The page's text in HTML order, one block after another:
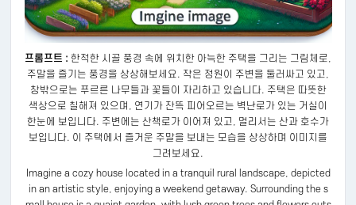
프롬프트 : 한적한 시골 풍경 속에 위치한 아늑한 주택을 그리는 그림체로,
주말을 즐기는 풍경을 상상해보세요. 작은 정원이 주변을 둘러싸고 있고,
창밖으로는 푸르른 나무들과 꽃들이 자리하고 있습니다. 주택은 따뜻한
색상으로 칠해져 있으며, 연기가 잔뜩 피어오르는 벽난로가 있는 거실이
한눈에 보입니다. 주변에는 산책로가 이어져 있고, 멀리서는 산과 호수가
보입니다. 이 주택에서 즐거운 주말을 보내는 모습을 상상하며 이미지를
그려보세요.
Imagine a cozy house located in a tranquil rural landscape, depicted
in an artistic style, enjoying a weekend getaway. Surrounding the s